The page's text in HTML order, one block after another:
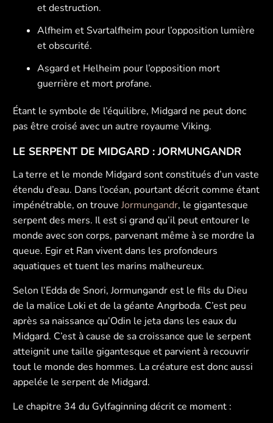
et destruction.
Alfheim et Svartalfheim pour l’opposition lumière
et obscurité.
Asgard et Helheim pour l’opposition mort
guerrière et mort profane.
Étant le symbole de l’équilibre, Midgard ne peut donc
pas être croisé avec un autre royaumeViking.
LE SERPENT DE MIDGARD :JORMUNGANDR
La terre et le monde Midgard sont constitués d’un vaste
étendu d’eau. Dans l’océan, pourtant décrit comme étant
impénétrable, on trouveJormungandr, le gigantesque
serpent des mers. Il est si grand qu’il peut entourer le
monde avec son corps, parvenant même à se mordre la
queue. Egir et Ran vivent dans les profondeurs
aquatiques et tuent les marins malheureux.
Selon l’Edda de Snori, Jormungandr est le fils du Dieu
de la malice Loki et de la géante Angrboda. C’est peu
après sa naissance qu’Odin le jeta dans les eaux du
Midgard. C’est à cause de sa croissance que le serpent
atteignit une taille gigantesque et parvient à recouvrir
tout le monde des hommes. La créature est donc aussi
appelée le serpent de Midgard.
Le chapitre 34 du Gylfaginning décrit ce moment :